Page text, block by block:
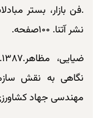
.فن بازار، بستر
نشر آتنا. ۱۰۰صفحه.
نگاهی به نقش
مهندسی جهاد کشاورزی. ۲۲۲